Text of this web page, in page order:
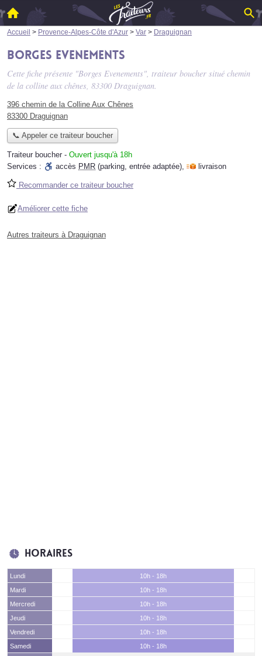
Accueil > Provence-Alpes-Côte d'Azur > Var > Draguignan
Borges Evenements
Cette fiche présente "Borges Evenements", traiteur boucher situé chemin
de la colline aux chênes, 83300 Draguignan.
396 chemin de la Colline Aux Chênes
83300 Draguignan
📞 Appeler ce traiteur boucher
Traiteur boucher - Ouvert jusqu'à 18h
Services :
accès PMR (parking, entrée adaptée), livraison
Recommander ce traiteur boucher
Améliorer cette fiche
Autres traiteurs à Draguignan
Horaires
Lundi
10h - 18h
Mardi
10h - 18h
Mercredi
10h - 18h
Jeudi
10h - 18h
Vendredi
10h - 18h
Samedi
10h - 18h